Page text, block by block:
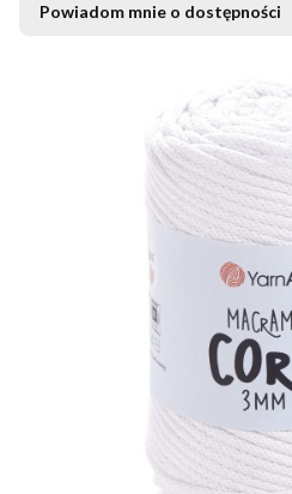
Powiadom mnie o dostępności